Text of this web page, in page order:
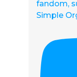
fandom,
Simple